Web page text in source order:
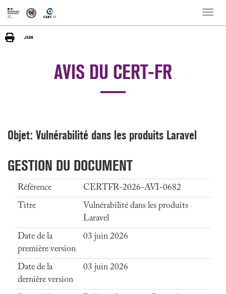
Toggle
AVIS DU CERT-FR
Objet: Vulnérabilité dans les produits Laravel
GESTION DU DOCUMENT
Référence
CERTFR-2026-AVI-0682
Titre
Vulnérabilité dans les produits
Laravel
Date de la
première version
03 juin 2026
Date de la
dernière version
03 juin 2026